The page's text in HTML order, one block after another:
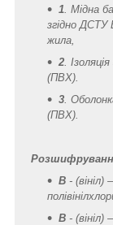
1 . Мідна
згідно ДСТУ
жила,
2 .
(ПВХ).
3 .
(ПВХ).
В - (вініл)
В - (вініл)